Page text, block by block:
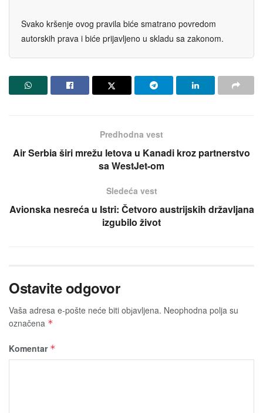
Svako kršenje ovog pravila biće smatrano povredom
autorskih prava i biće prijavljeno u skladu sa zakonom.
Predhodna vest
Air Serbia širi mrežu letova u Kanadi kroz partnerstvo
sa WestJet-om
Sledeća vest
Avionska nesreća u Istri: Četvoro austrijskih državljana
izgubilo život
Ostavite odgovor
Vaša adresa e-pošte neće biti obјavljena. Neophodna polja su
označena *
Komentar *